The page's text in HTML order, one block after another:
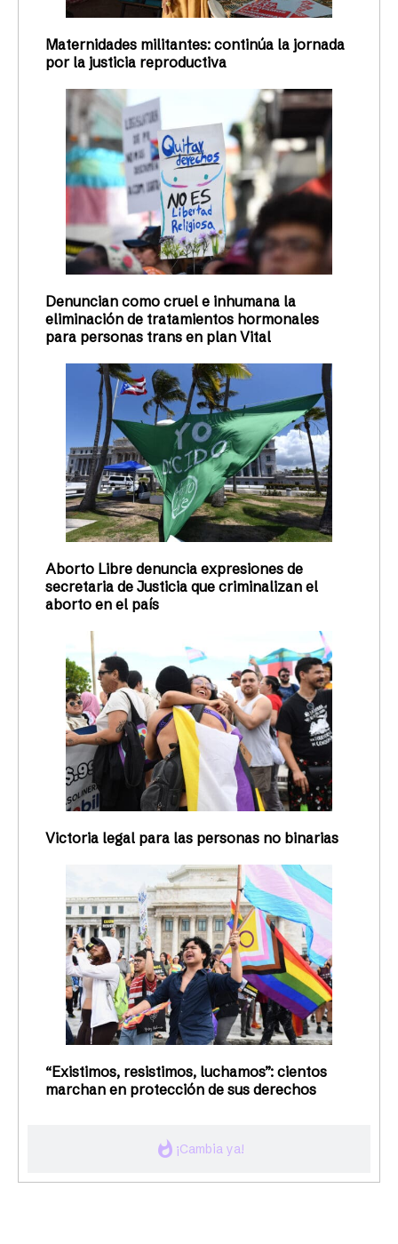
whatshot ¡Cambia ya!
Maternidades militantes: continúa la jornada
por la justicia reproductiva
Denuncian como cruel e inhumana la
eliminación de tratamientos hormonales
para personas trans en plan Vital
Aborto Libre denuncia expresiones de
secretaria de Justicia que criminalizan el
aborto en el país
Victoria legal para las personas no binarias
“Existimos, resistimos, luchamos”: cientos
marchan en protección de sus derechos